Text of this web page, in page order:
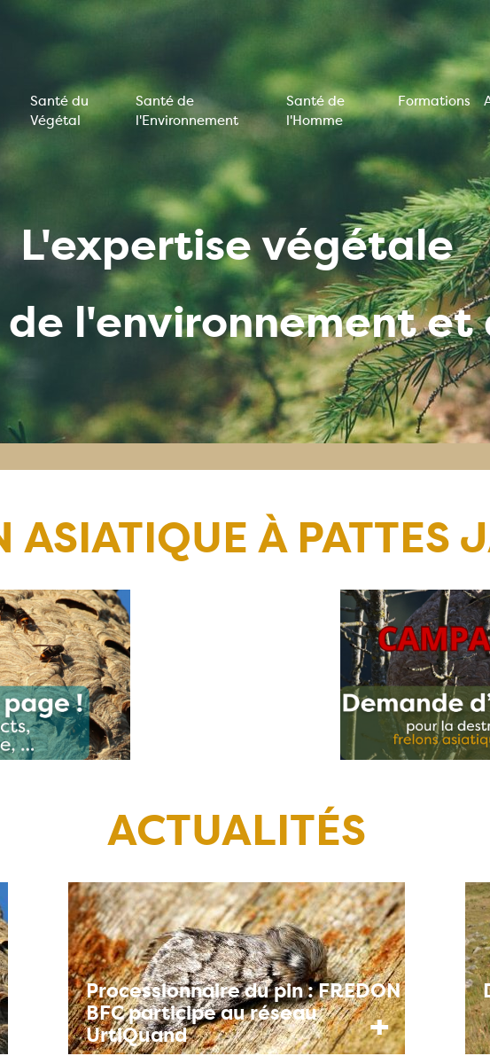
Santé du
Végétal
Santé de
l'Environnement
Santé de
l'Homme
Formations
L'expertise végétale
l'environnement et
ASIATIQUE À PATTES
ACTUALITÉS
Processionnaire du pin : FREDON
BFC participe au réseau
UrtiQuand
+